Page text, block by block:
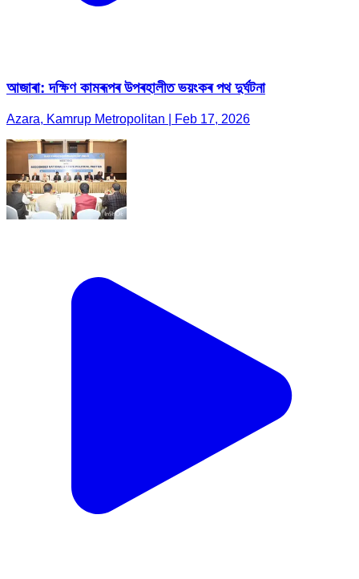
আজাৰা: দক্ষিণ কামৰূপৰ উপৰহালীত ভয়ংকৰ পথ দুৰ্ঘটনা
Azara, Kamrup Metropolitan | Feb 17, 2026